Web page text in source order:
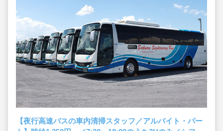
【夜行高速バスの車内清掃スタッフ／アルバイト・パー